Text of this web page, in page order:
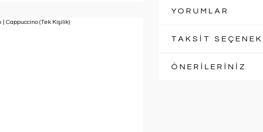
YORUMLAR
TAKSİT
ÖNERİLERİNİZ